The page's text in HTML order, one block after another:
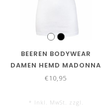
BEEREN BODYWEAR
DAMEN HEMD MADONNA
€10,95
* Inkl. MwSt. zzgl.